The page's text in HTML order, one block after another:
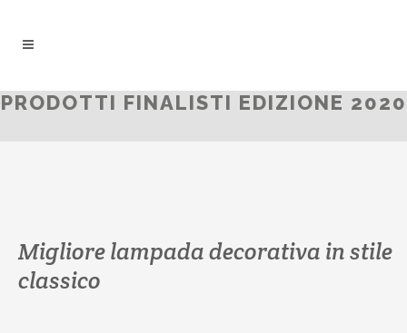
PRODOTTI FINALISTI EDIZIONE 2020
Migliore lampada decorativa in stile
classico